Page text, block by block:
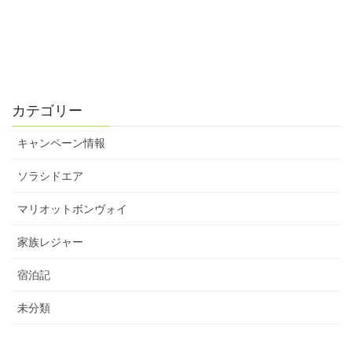
カテゴリー
キャンペーン情報
ソラシドエア
マリオットボンヴォイ
家族レジャー
宿泊記
未分類